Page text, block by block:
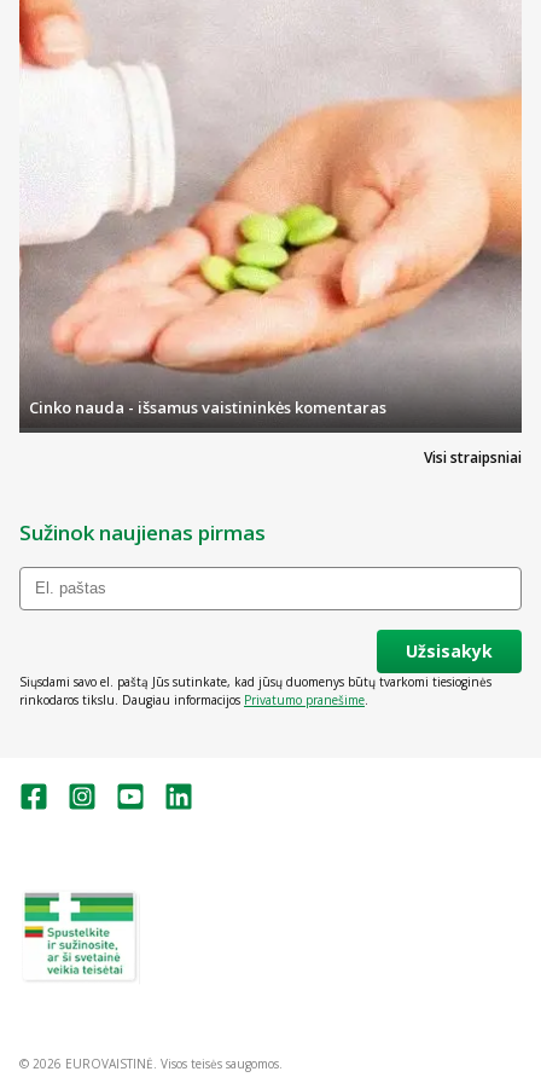
Visi straipsniai
Cinko nauda - išsamus vaistininkės komentaras
Sužinok naujienas pirmas
Užsisakyk
Siųsdami savo el. paštą Jūs sutinkate, kad jūsų duomenys būtų tvarkomi tiesioginės
rinkodaros tikslu. Daugiau informacijos Privatumo pranešime.
© 2026 EUROVAISTINĖ. Visos teisės saugomos.